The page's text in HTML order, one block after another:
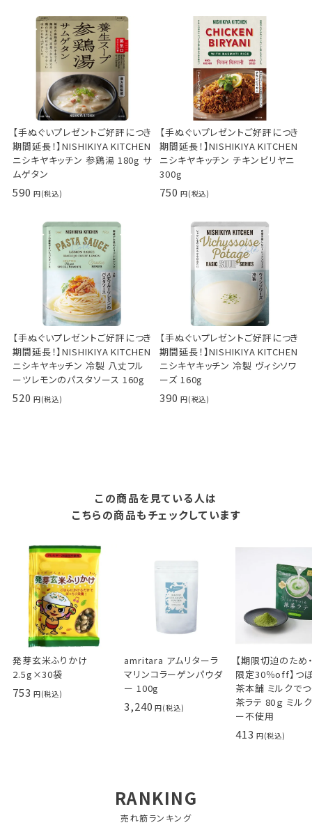
【手ぬぐいプレゼントご好評につき
期間延長！】NISHIKIYA KITCHEN
ニシキヤキッチン 参鶏湯 180g サ
ムゲタン
590
【手ぬぐいプレゼントご好評につき
期間延長！】NISHIKIYA KITCHEN
ニシキヤキッチン チキンビリヤニ
300g
750
【手ぬぐいプレゼントご好評につき
期間延長！】NISHIKIYA KITCHEN
ニシキヤキッチン 冷製 八丈フル
ーツレモンのパスタソース 160g
520
【手ぬぐいプレゼントご好評につき
期間延長！】NISHIKIYA KITCHEN
ニシキヤキッチン 冷製 ヴィシソワ
ーズ 160g
390
この商品を見ている人は
こちらの商品もチェックしています
発芽玄米ふりかけ
2.5g×30袋
753
amritara アムリターラ
マリンコラーゲンパウダ
ー 100g
3,240
【期限切迫のため
限定30％off】つ
茶本舗 ミルクで
茶ラテ 80ｇ ミル
ー不使用
413
RANKING
売れ筋ランキング